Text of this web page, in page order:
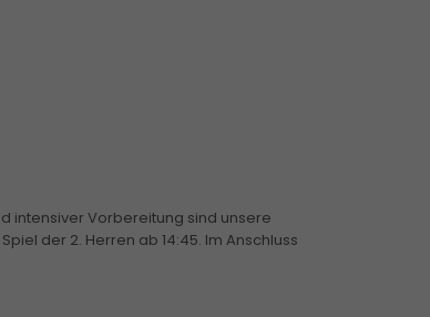
intensiver Vorbereitung sind unsere
der 2. Herren ab 14:45. Im Anschluss